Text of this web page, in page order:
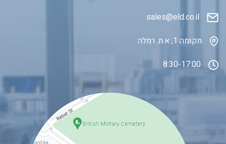
sales@eld.co.il
תקומה 1, א.ת. רמלה
8:30-17:00